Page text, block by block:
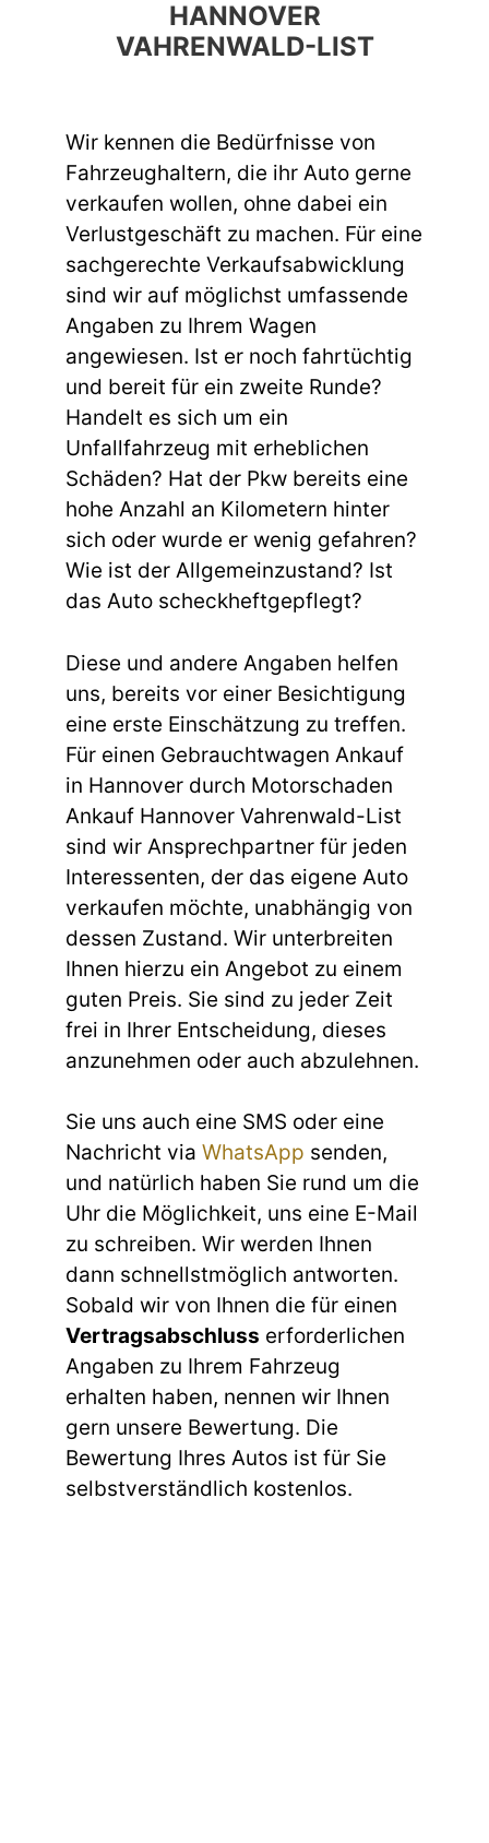
HANNOVER
VAHRENWALD-LIST
Wir kennen die Bedürfnisse von
Fahrzeughaltern, die ihr Auto gerne
verkaufen wollen, ohne dabei ein
Verlustgeschäft zu machen. Für eine
sachgerechte Verkaufsabwicklung
sind wir auf möglichst umfassende
Angaben zu Ihrem Wagen
angewiesen. Ist er noch fahrtüchtig
und bereit für ein zweite Runde?
Handelt es sich um ein
Unfallfahrzeug mit erheblichen
Schäden? Hat der Pkw bereits eine
hohe Anzahl an Kilometern hinter
sich oder wurde er wenig gefahren?
Wie ist der Allgemeinzustand? Ist
das Auto scheckheftgepflegt?
Diese und andere Angaben helfen
uns, bereits vor einer Besichtigung
eine erste Einschätzung zu treffen.
Für einen Gebrauchtwagen Ankauf
in Hannover durch Motorschaden
Ankauf Hannover Vahrenwald-List
sind wir Ansprechpartner für jeden
Interessenten, der das eigene Auto
verkaufen möchte, unabhängig von
dessen Zustand. Wir unterbreiten
Ihnen hierzu ein Angebot zu einem
guten Preis. Sie sind zu jeder Zeit
frei in Ihrer Entscheidung, dieses
anzunehmen oder auch abzulehnen.
Sie uns auch eine SMS oder eine
Nachricht via WhatsApp senden,
und natürlich haben Sie rund um die
Uhr die Möglichkeit, uns eine E-Mail
zu schreiben. Wir werden Ihnen
dann schnellstmöglich antworten.
Sobald wir von Ihnen die für einen
Vertragsabschluss erforderlichen
Angaben zu Ihrem Fahrzeug
erhalten haben, nennen wir Ihnen
gern unsere Bewertung. Die
Bewertung Ihres Autos ist für Sie
selbstverständlich kostenlos.